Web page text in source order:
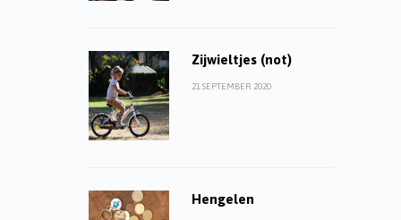
Zijwieltjes (not)
21 SEPTEMBER 2020
Hengelen